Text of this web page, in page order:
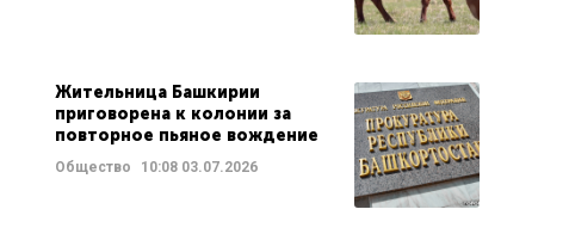
Жительница Башкирии
приговорена к колонии за
повторное пьяное вождение
Общество 10:0803.07.2026